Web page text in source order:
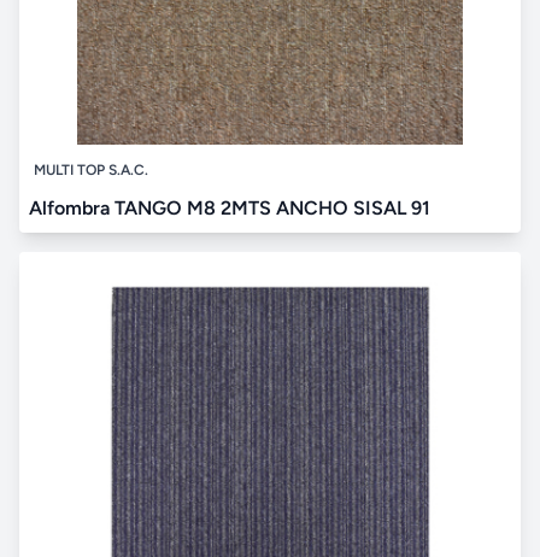
MULTI TOP S.A.C.
Alfombra TANGO M8 2MTS ANCHO SISAL 91